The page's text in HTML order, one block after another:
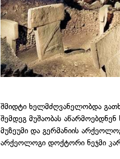
შმიდტი ხელმძღვანელობდა
შემდეგ მუშაობას
მუზეუმი და გერმანიის
არქეოლოგი დოქტორი ნეჯმი